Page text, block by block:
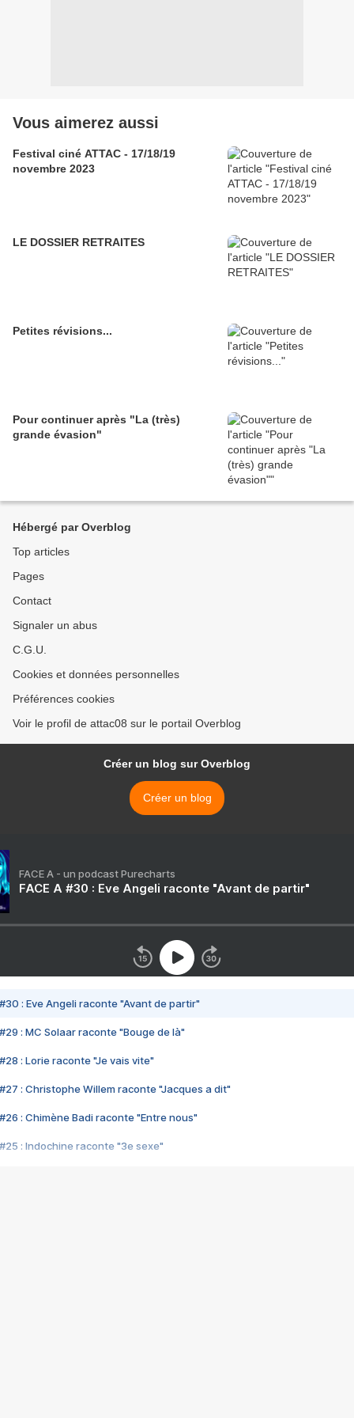
Vous aimerez aussi
Festival ciné ATTAC - 17/18/19
novembre 2023
LE DOSSIER RETRAITES
Petites révisions...
Pour continuer après "La (très)
grande évasion"
Hébergé par Overblog
Top articles
Pages
Contact
Signaler un abus
C.G.U.
Cookies et données personnelles
Préférences cookies
Voir le profil de attac08 sur le portail Overblog
Créer un blog sur Overblog
Créer un blog
FACE A - un podcast Purecharts
FACE A #30 : Eve Angeli raconte "Avant de partir"
#30 : Eve Angeli raconte "Avant de partir"
#29 : MC Solaar raconte "Bouge de là"
#28 : Lorie raconte "Je vais vite"
#27 : Christophe Willem raconte "Jacques a dit"
#26 : Chimène Badi raconte "Entre nous"
#25 : Indochine raconte "3e sexe"